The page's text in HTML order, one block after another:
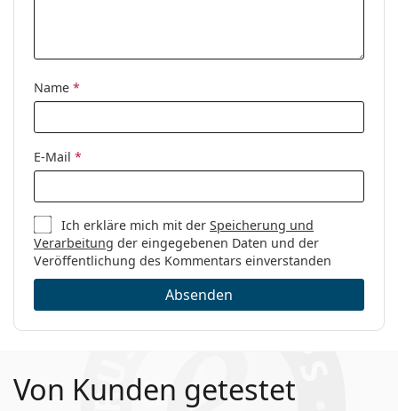
Name *
E-Mail *
Ich erkläre mich mit derSpeicherung und
Verarbeitung der eingegebenen Daten und der
Veröffentlichung des Kommentars einverstanden
Absenden
Von Kunden getestet